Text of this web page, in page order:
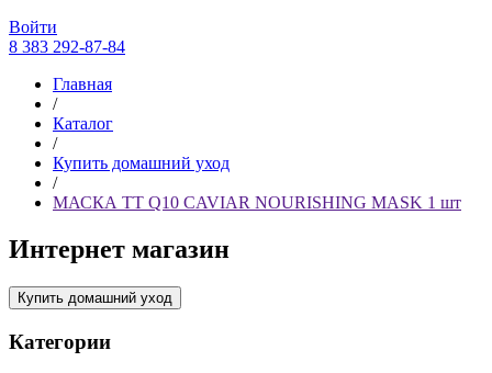
Войти
8 383 292-87-84
Главная
/
Каталог
/
Купить домашний уход
/
МАСКА TT Q10 CAVIAR NOURISHING MASK 1 шт
Интернет магазин
Купить домашний уход
Категории